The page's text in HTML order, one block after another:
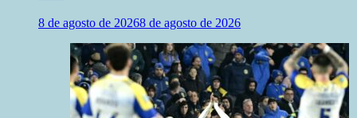
8 de agosto de 20268 de agosto de 2026